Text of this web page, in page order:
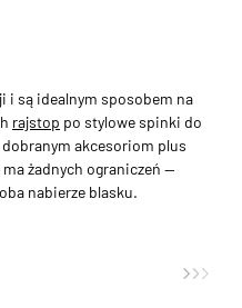
i są idealnym sposobem na
rajstop po stylowe spinki do
akcesoriom plus
żadnych ograniczeń —
nabierze blasku.